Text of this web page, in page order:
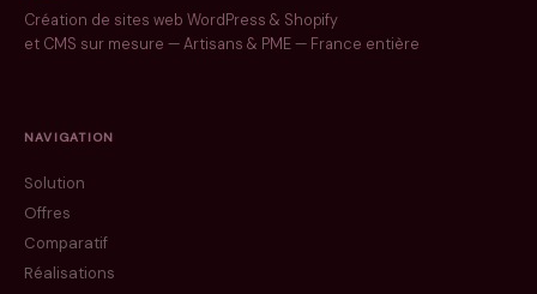
Création de sites web WordPress & Shopify
et CMS sur mesure — Artisans & PME — France entière
NAVIGATION
Solution
Offres
Comparatif
Réalisations